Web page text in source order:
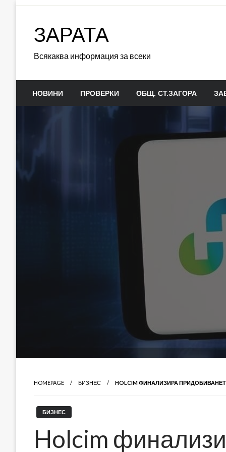
ЗАРАТА
Всякаква информация за всеки
НОВИНИ ПРОВЕРКИ ОБЩ. СТ.ЗАГОРА
HOMEPAGE БИЗНЕС HOLCIM ФИНАЛИЗИРА
БИЗНЕС
Holcim